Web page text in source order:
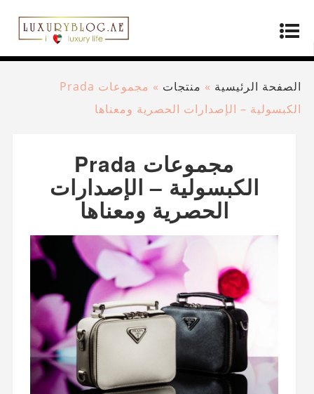
الصفحة الرئيسية » منتجات »
مجموعات Prada
الكبسولية – الإصدارات الحصرية ومعناها
مجموعات Prada
الكبسولية – الإصدارات
الحصرية ومعناها